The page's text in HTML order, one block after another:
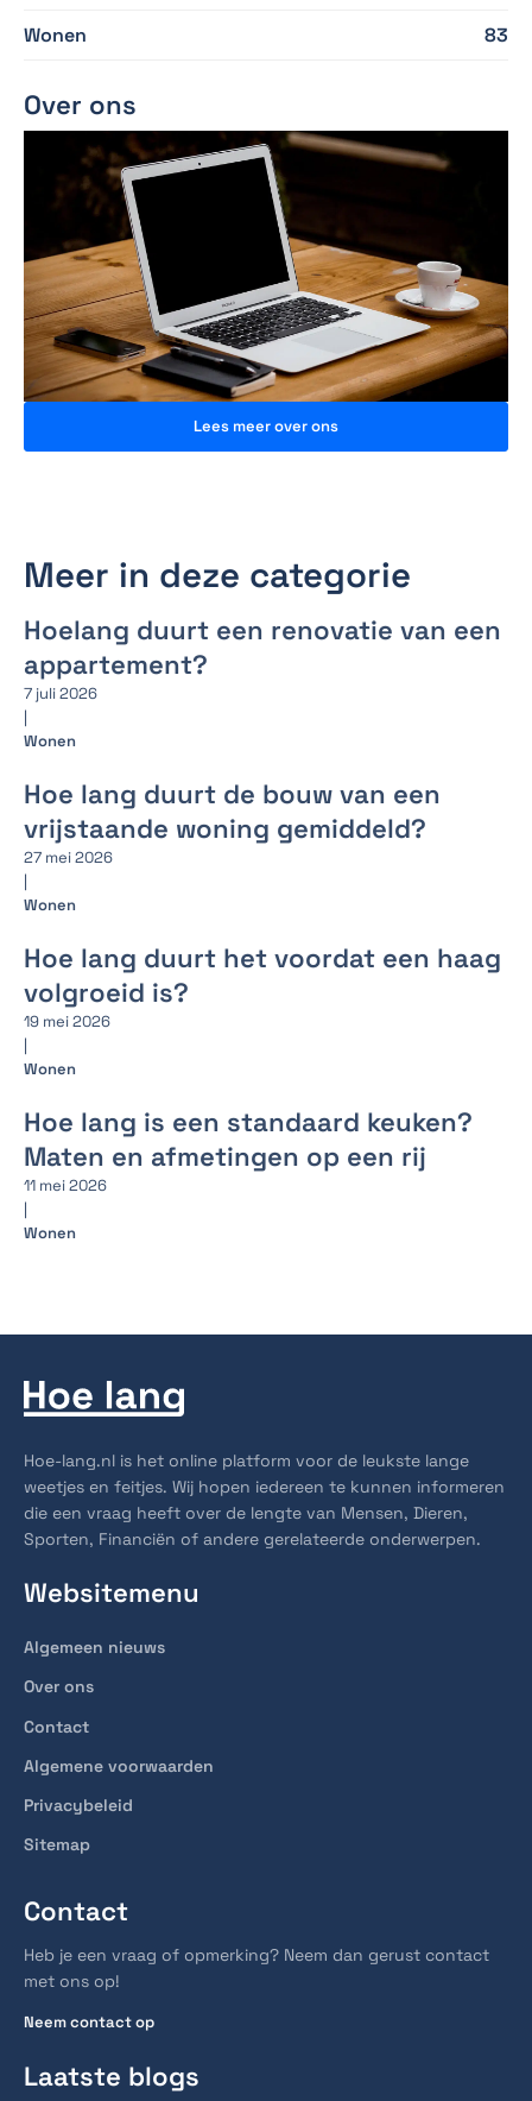
Wonen
83
Over ons
Lees meer over ons
Meer in deze categorie
Hoelang duurt een renovatie van een
appartement?
7 juli 2026
|
Wonen
Hoe lang duurt de bouw van een
vrijstaande woning gemiddeld?
27 mei 2026
|
Wonen
Hoe lang duurt het voordat een haag
volgroeid is?
19 mei 2026
|
Wonen
Hoe lang is een standaard keuken?
Maten en afmetingen op een rij
11 mei 2026
|
Wonen
Hoe-lang.nl is het online platform voor de leukste lange
weetjes en feitjes. Wij hopen iedereen te kunnen informeren
die een vraag heeft over de lengte van Mensen, Dieren,
Sporten, Financiën of andere gerelateerde onderwerpen.
Websitemenu
Algemeen nieuws
Over ons
Contact
Algemene voorwaarden
Privacybeleid
Sitemap
Contact
Heb je een vraag of opmerking? Neem dan gerust contact
met ons op!
Neem contact op
Laatste blogs